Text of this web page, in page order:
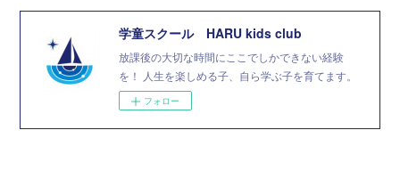
学童スクール HARU kids club
放課後の大切な時間にここでしかできない経験
を！ 人生を楽しめる子、自ら学ぶ子を育てます。
フォロー